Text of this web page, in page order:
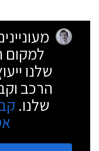
למקום
שלנו
הרכב
שלנו.